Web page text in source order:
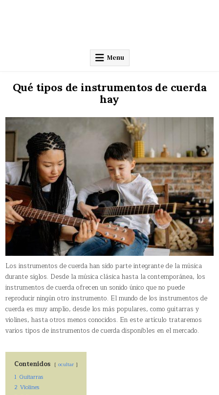
Menu
Qué tipos de instrumentos de cuerda
hay
Los instrumentos de cuerda han sido parte integrante de la música
durante siglos. Desde la música clásica hasta la contemporánea, los
instrumentos de cuerda ofrecen un sonido único que no puede
reproducir ningún otro instrumento. El mundo de los instrumentos de
cuerda es muy amplio, desde los más populares, como guitarras y
violines, hasta otros menos conocidos. En este artículo trataremos
varios tipos de instrumentos de cuerda disponibles en el mercado.
Contenidos ocultar
1 Guitarras
2 Violines